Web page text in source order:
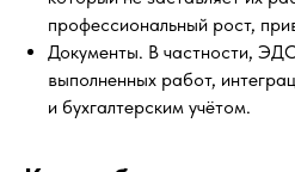
профессиональный рост,
Документы. В частности,
выполненных работ,
и бухгалтерским учётом.